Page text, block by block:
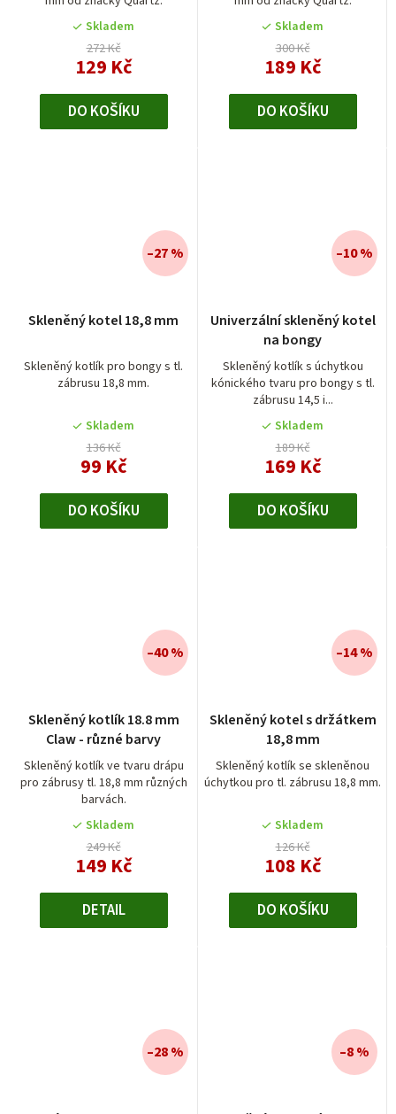
Skladem
272 Kč
129 Kč
DO KOŠÍKU
Skladem
300 Kč
189 Kč
DO KOŠÍKU
Skleněný kotel 18,8 mm
Skleněný kotlík pro bongy s tl.
zábrusu 18,8 mm.
Skladem
136 Kč
99 Kč
–27 %
DO KOŠÍKU
Univerzální skleněný kotel
na bongy
Skleněný kotlík s úchytkou
kónického tvaru pro bongy s tl.
zábrusu 14,5 i...
Skladem
189 Kč
169 Kč
–10 %
DO KOŠÍKU
Skleněný kotlík 18.8 mm
Claw - různé barvy
Skleněný kotlík ve tvaru drápu
pro zábrusy tl. 18,8 mm různých
barvách.
Skladem
249 Kč
149 Kč
–40 %
DETAIL
Skleněný kotel s držátkem
18,8 mm
Skleněný kotlík se skleněnou
úchytkou pro tl. zábrusu 18,8 mm.
Skladem
126 Kč
108 Kč
–14 %
DO KOŠÍKU
–28 % –8 %